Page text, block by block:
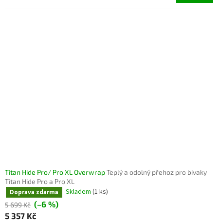
Titan Hide Pro/ Pro XL OverwrapTeplý a odolný přehoz pro bivaky
Titan Hide Pro a Pro XL
Doprava zdarma Skladem (1 ks)
5 699 Kč (–6 %)
5 357 Kč